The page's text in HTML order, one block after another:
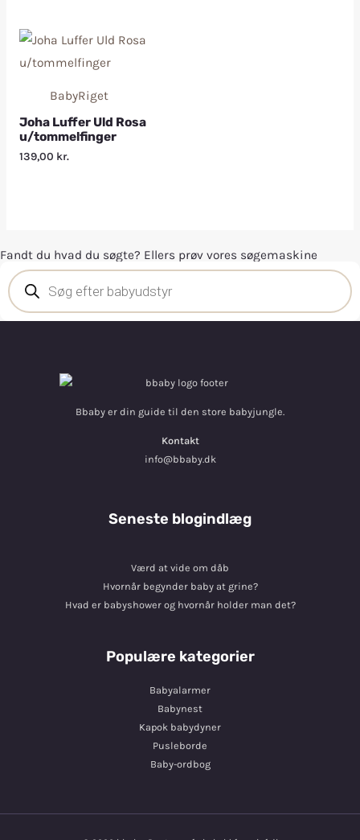
BabyRiget
Joha Luffer Uld Rosa
u/tommelfinger
139,00 kr.
Fandt du hvad du søgte? Ellers prøv vores søgemaskine
Bbaby er din guide til den store babyjungle.
Kontakt
info@bbaby.dk
Seneste blogindlæg
Værd at vide om dåb
Hvornår begynder baby at grine?
Hvad er babyshower og hvornår holder man det?
Populære kategorier
Babyalarmer
Babynest
Kapok babydyner
Pusleborde
Baby-ordbog